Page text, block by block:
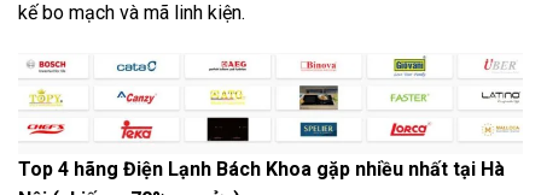
kế bo mạch và mã linh kiện.
Top 4 hãng Điện Lạnh Bách Khoa gặp nhiều nhất tại Hà